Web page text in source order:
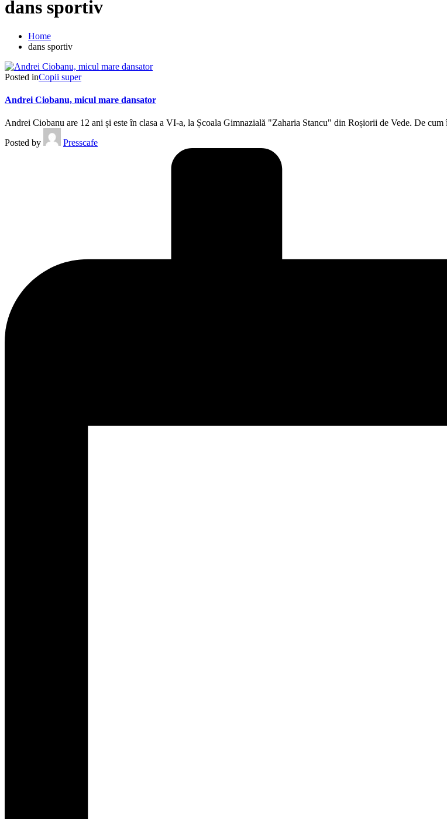
dans sportiv
Home
dans sportiv
Posted inCopii super
Andrei Ciobanu, micul mare dansator
Andrei Ciobanu are 12 ani și este în clasa a VI-a, la Școala Gimnazială "Zaharia Stancu" din Roșiorii de Vede. De
Posted by
Presscafe